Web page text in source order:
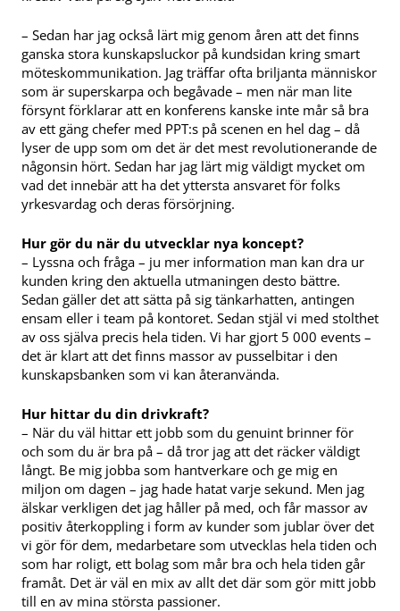
– Sedan har jag också lärt mig genom åren att det finns
ganska stora kunskapsluckor på kundsidan kring smart
möteskommunikation. Jag träffar ofta briljanta människor
som är superskarpa och begåvade – men när man lite
försynt förklarar att en konferens kanske inte mår så bra
av ett gäng chefer med PPT:s på scenen en hel dag – då
lyser de upp som om det är det mest revolutionerande de
någonsin hört. Sedan har jag lärt mig väldigt mycket om
vad det innebär att ha det yttersta ansvaret för folks
yrkesvardag och deras försörjning.
Hur gör du när du utvecklar nya koncept?
– Lyssna och fråga – ju mer information man kan dra ur
kunden kring den aktuella utmaningen desto bättre.
Sedan gäller det att sätta på sig tänkarhatten, antingen
ensam eller i team på kontoret. Sedan stjäl vi med stolthet
av oss själva precis hela tiden. Vi har gjort 5 000 events –
det är klart att det finns massor av pusselbitar i den
kunskapsbanken som vi kan återanvända.
Hur hittar du din drivkraft?
– När du väl hittar ett jobb som du genuint brinner för
och som du är bra på – då tror jag att det räcker väldigt
långt. Be mig jobba som hantverkare och ge mig en
miljon om dagen – jag hade hatat varje sekund. Men jag
älskar verkligen det jag håller på med, och får massor av
positiv återkoppling i form av kunder som jublar över det
vi gör för dem, medarbetare som utvecklas hela tiden och
som har roligt, ett bolag som mår bra och hela tiden går
framåt. Det är väl en mix av allt det där som gör mitt jobb
till en av mina största passioner.